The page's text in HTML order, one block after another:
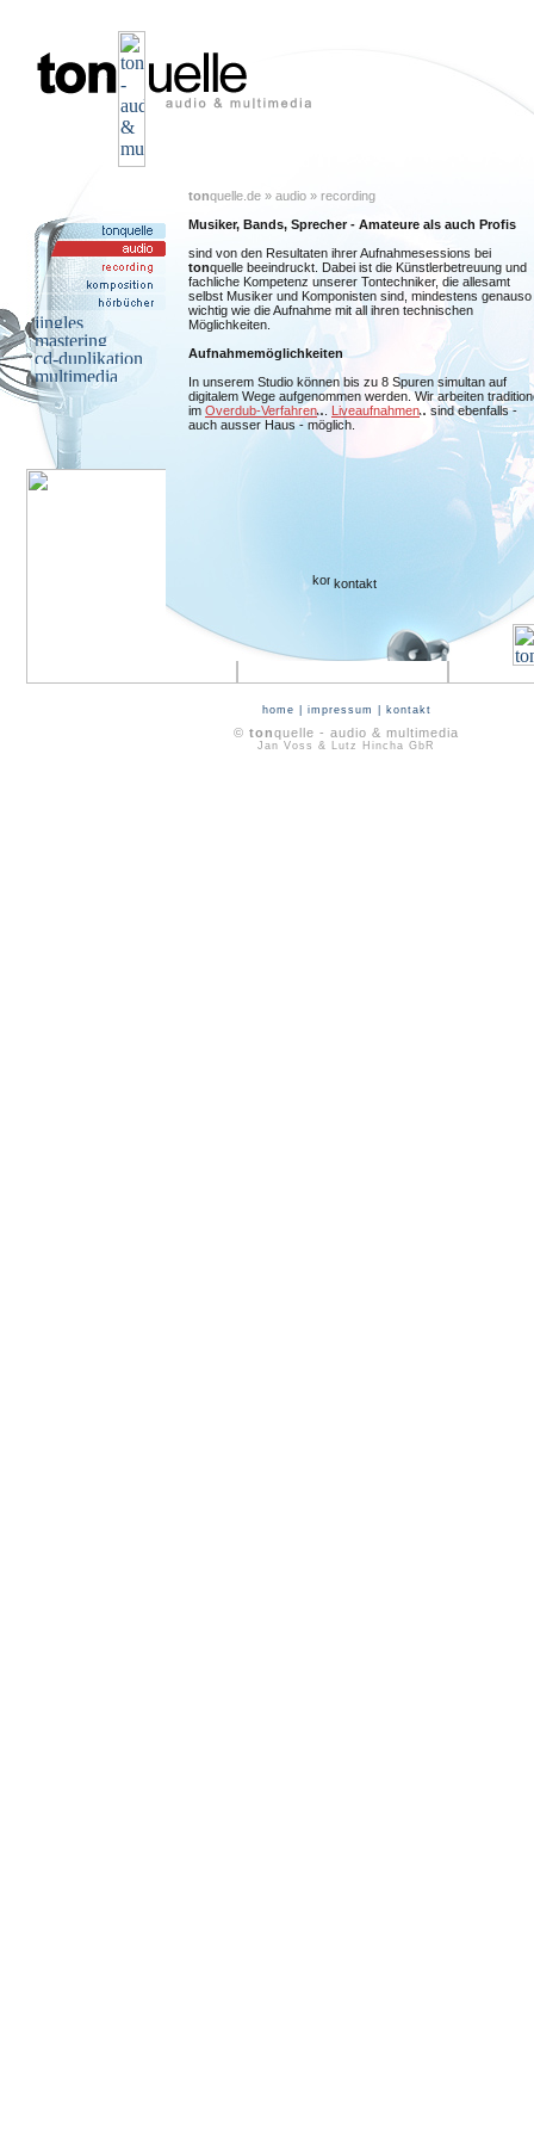
tonquelle.de » audio » recording
Musiker, Bands, Sprecher - Amateure als auch Profis
sind von den Resultaten ihrer Aufnahmesessions bei
tonquelle beeindruckt. Dabei ist die Künstlerbetreuung und
fachliche Kompetenz unserer Tontechniker, die allesamt
selbst Musiker und Komponisten sind, mindestens genauso
wichtig wie die Aufnahme mit all ihren technischen
Möglichkeiten.
Aufnahmemöglichkeiten
In unserem Studio können bis zu 8 Spuren simultan auf
digitalem Wege aufgenommen werden. Wir arbeiten
im Overdub-Verfahren Liveaufnahmen
sind ebenfalls -
auch ausser Haus - möglich.
kontakt
home impressum kontakt
© tonquelle - audio & multimedia
Jan Voss & Lutz Hincha GbR